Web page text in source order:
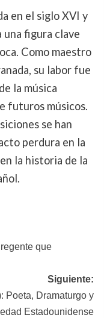
en el siglo XVI y
figura clave
Como maestro
su labor fue
la música
futuros músicos.
se han
perdura en la
la historia de la
que
Siguiente:
Poeta, Dramaturgo y
Estadounidense